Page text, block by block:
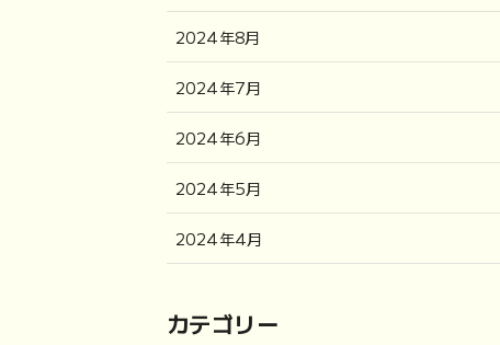
2024年8月
2024年7月
2024年6月
2024年5月
2024年4月
カテゴリー